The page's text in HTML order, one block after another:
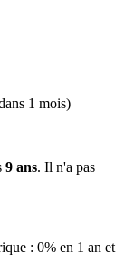
1 mois)
9 ans. Il n'a pas
: 0% en 1 an et